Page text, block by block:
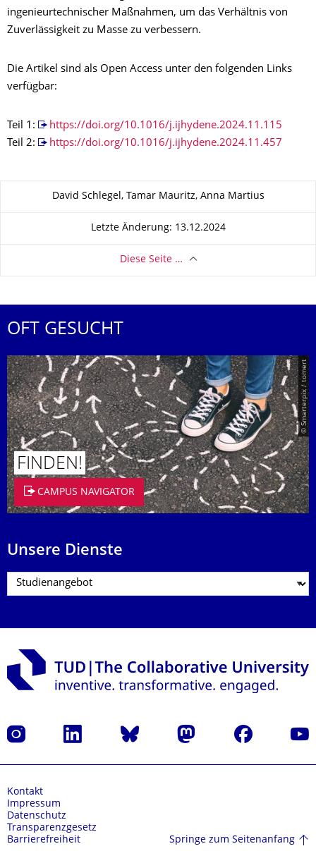
ingenieurtechnischer Maßnahmen, um das Verhältnis von
Zuverlässigkeit zu Masse zu verbessern.
Die Artikel sind als Open Access unter den folgenden Links
verfügbar:
Teil 1:
https://doi.org/10.1016/j.ijhydene.2024.11.115
Teil 2:
https://doi.org/10.1016/j.ijhydene.2024.11.457
Zu dieser Seite
David Schlegel, Tamar Mauritz, Anna Martius
Letzte Änderung: 13.12.2024
Diese Seite …
OFT GESUCHT
© Smarterpix / tomert
FINDEN!
CAMPUS NAVIGATOR
Unsere Dienste
Instagram LinkedIn Bluesky Mastodon Facebook
Kontakt
Impressum
Datenschutz
Transparenzgesetz
Barrierefreiheit
Springe zum Seitenanfang